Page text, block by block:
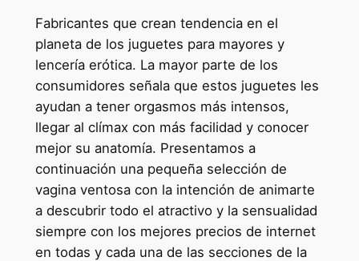
Fabricantes que crean tendencia en el
planeta de los juguetes para mayores y
lencería erótica. La mayor parte de los
consumidores señala que estos juguetes les
ayudan a tener orgasmos más intensos,
llegar al clímax con más facilidad y conocer
mejor su anatomía. Presentamos a
continuación una pequeña selección de
vagina ventosa con la intención de animarte
a descubrir todo el atractivo y la sensualidad
siempre con los mejores precios de internet
en todas y cada una de las secciones de la